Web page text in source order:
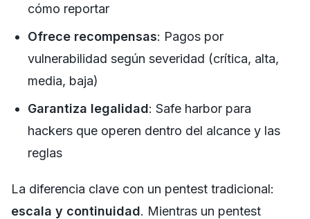
cómo reportar
Ofrece recompensas: Pagos por
vulnerabilidad según severidad (crítica, alta,
media, baja)
Garantiza legalidad: Safe harbor para
hackers que operen dentro del alcance y las
reglas
La diferencia clave con un pentest tradicional:
escala y continuidad. Mientras un pentest